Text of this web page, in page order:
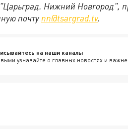
Нижний Новгород",
почту nn@tsargrad.tv.
на наши каналы
узнавайте о главных новостях и